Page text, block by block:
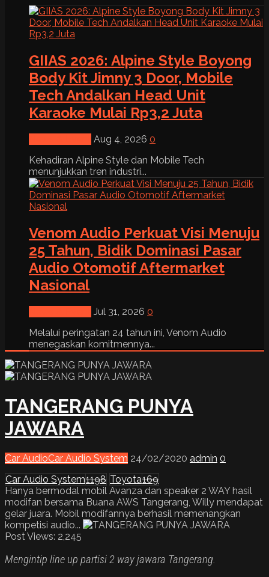
GIIAS 2026: Alpine Style Boyong
Body Kit Jimny 3 Door, Mobile
Tech Andalkan Head Unit
Karaoke Mulai Rp3,2 Juta
Aug 4, 2026 0
Kehadiran Alpine Style dan Mobile Tech
menunjukkan tren industri...
Venom Audio Perkuat Visi Menuju
25 Tahun, Bidik Dominasi Pasar
Audio Otomotif Aftermarket
Nasional
Jul 31, 2026 0
Melalui peringatan 24 tahun ini, Venom Audio
menegaskan komitmennya...
TANGERANG PUNYA
JAWARA
Car AudioCar Audio System 24/02/2020 admin 0
Car Audio System1198 Toyota169
Hanya bermodal mobil Avanza dan speaker 2 WAY hasil
modifan bersama Buana AWS Tangerang, Willy mendapat
gelar juara. Mobil modifannya berhasil memenangkan
kompetisi audio...
Post Views: 2,245
Mengintip line up partisi 2 way jawara Tangerang.